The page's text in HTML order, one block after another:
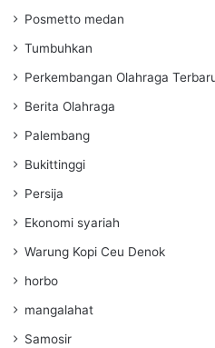
Posmetto medan
Tumbuhkan
Perkembangan Olahraga
Berita Olahraga
Palembang
Bukittinggi
Persija
Ekonomi syariah
Warung Kopi Ceu Denok
horbo
mangalahat
Samosir